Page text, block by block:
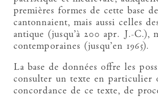
premières formes de cette base
cantonnaient, mais aussi celles
antique (jusqu’à 200 apr. J.-C.),
contemporaines (jusqu’en 1965).
La base de données offre les
consulter un texte en particulier
concordance de ce texte, de